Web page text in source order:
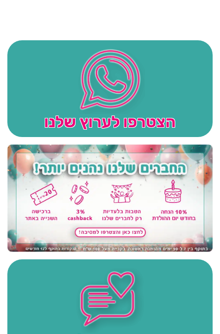
הצטרפו לערוץ שלנו